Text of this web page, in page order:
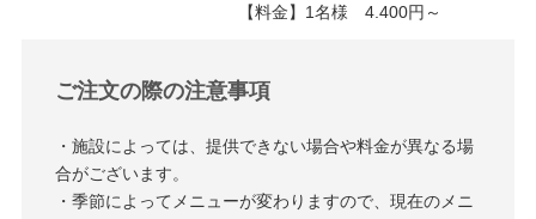
【料金】1名様 4.400円～
ご注文の際の注意事項
・施設によっては、提供できない場合や料金が異なる場
合がございます。
・季節によってメニューが変わりますので、現在のメニ